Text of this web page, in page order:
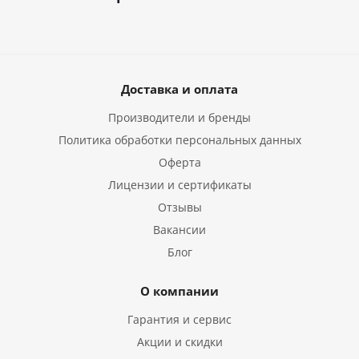
Доставка и оплата
Производители и бренды
Политика обработки персональных данных
Оферта
Лицензии и сертификаты
Отзывы
Вакансии
Блог
О компании
Гарантия и сервис
Акции и скидки